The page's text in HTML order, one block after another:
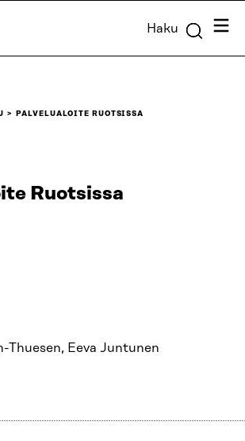
Haku
PALVELUALOITE RUOTSISSA
Ruotsissa
Thuesen, Eeva Juntunen